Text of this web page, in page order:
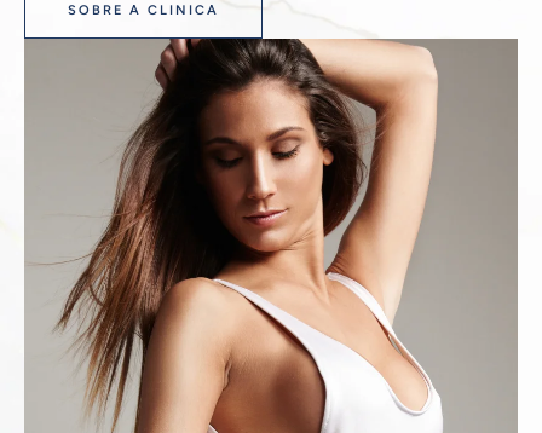
SOBRE A CLINICA